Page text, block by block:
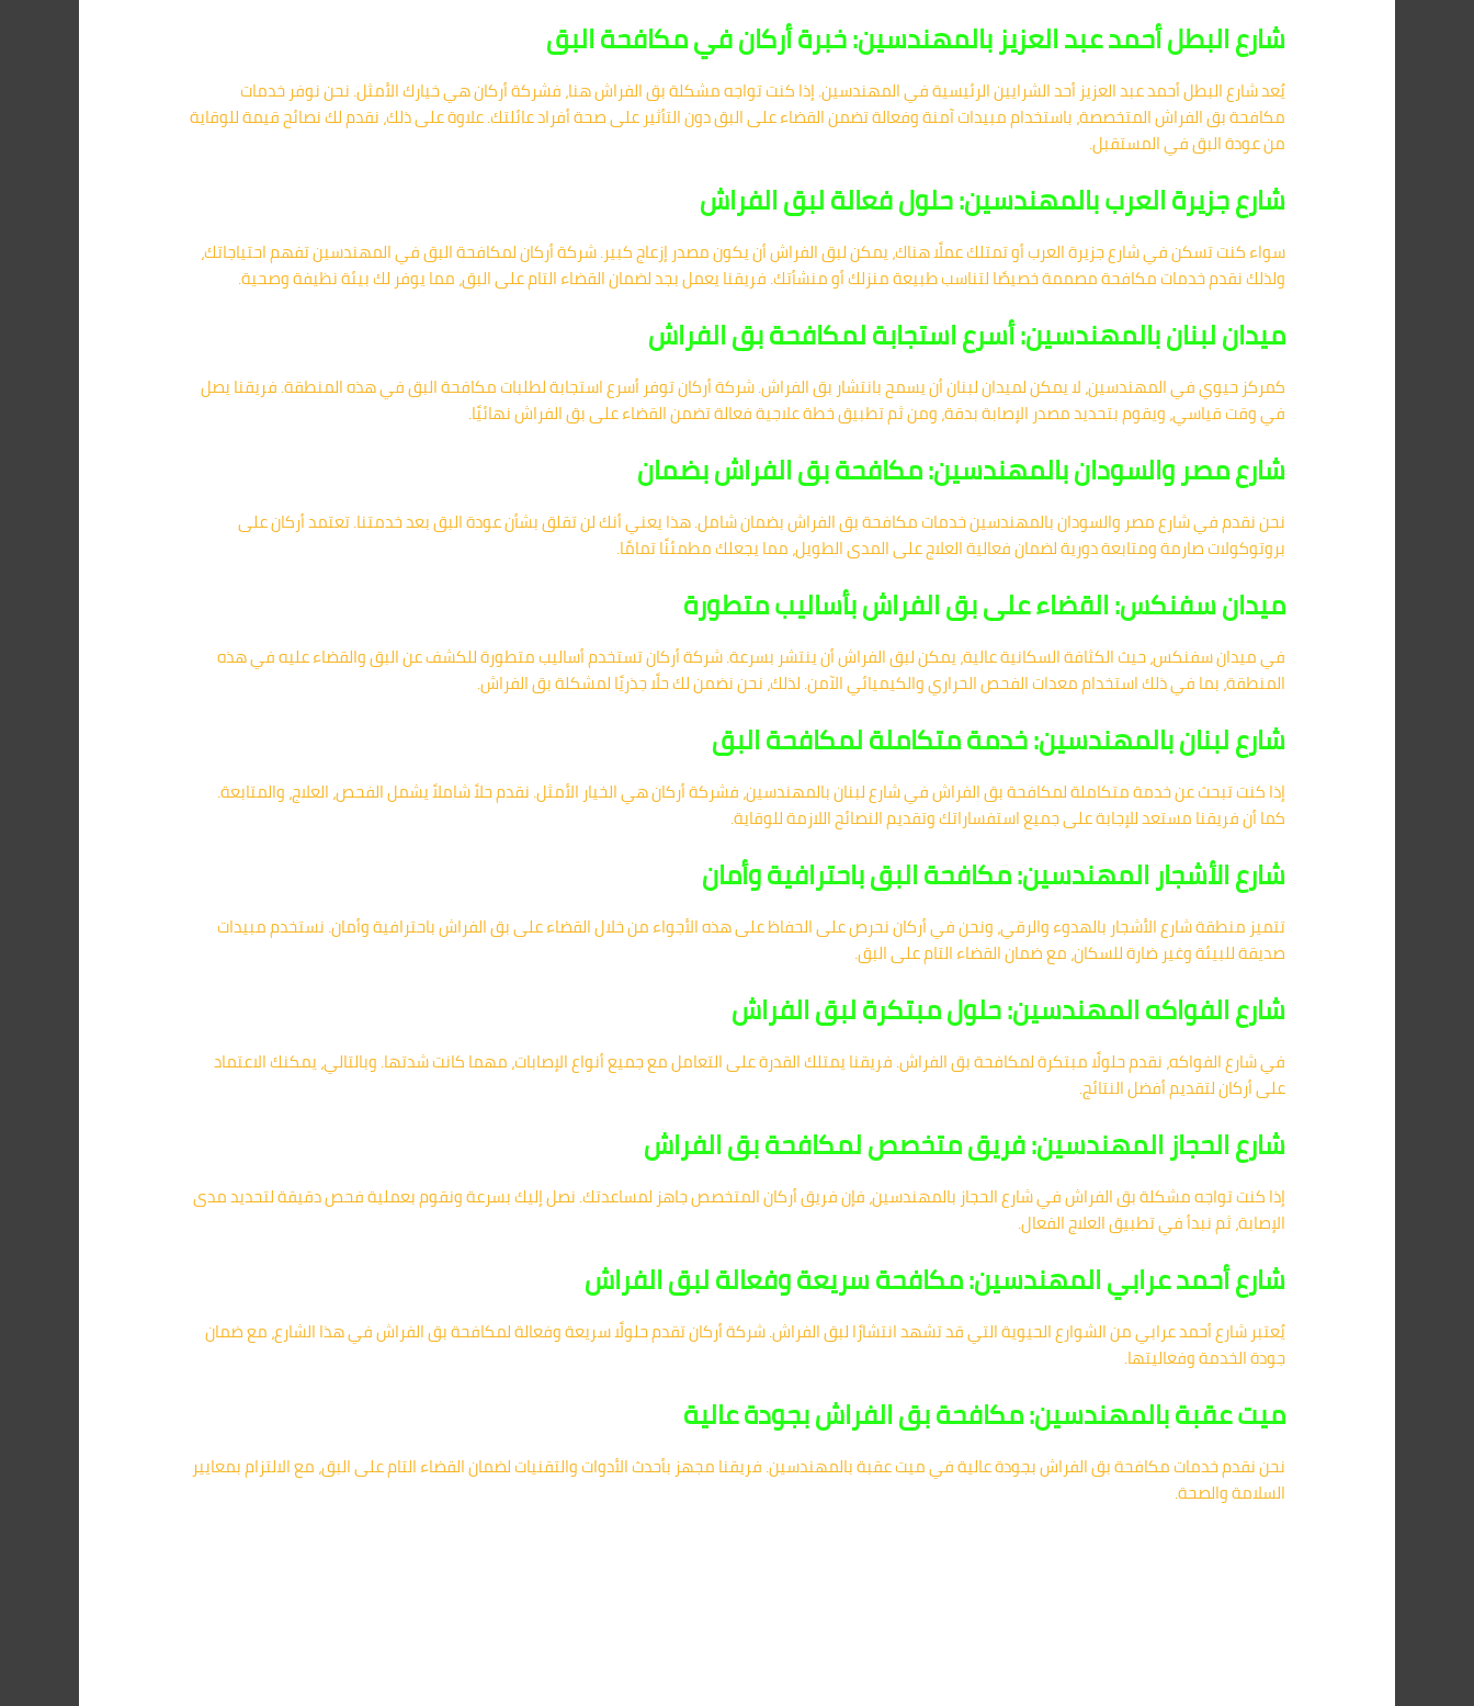
شارع البطل أحمد عبد العزيز بالمهندسين: خبرة أركان في مكافحة البق
يُعد شارع البطل أحمد عبد العزيز أحد الشرايين الرئيسية في المهندسين. إذا كنت تواجه مشكلة بق الفراش هنا، فشركة أركان هي خيارك الأمثل. نحن نوفر خدمات
مكافحة بق الفراش المتخصصة، باستخدام مبيدات آمنة وفعالة تضمن القضاء على البق دون التأثير على صحة أفراد عائلتك. علاوة على ذلك، نقدم لك نصائح قيمة للوقاية
من عودة البق في المستقبل.
شارع جزيرة العرب بالمهندسين: حلول فعالة لبق الفراش
سواء كنت تسكن في شارع جزيرة العرب أو تمتلك عملًا هناك، يمكن لبق الفراش أن يكون مصدر إزعاج كبير. شركة أركان لمكافحة البق في المهندسين تفهم احتياجاتك،
ولذلك نقدم خدمات مكافحة مصممة خصيصًا لتناسب طبيعة منزلك أو منشأتك. فريقنا يعمل بجد لضمان القضاء التام على البق، مما يوفر لك بيئة نظيفة وصحية.
ميدان لبنان بالمهندسين: أسرع استجابة لمكافحة بق الفراش
كمركز حيوي في المهندسين، لا يمكن لميدان لبنان أن يسمح بانتشار بق الفراش. شركة أركان توفر أسرع استجابة لطلبات مكافحة البق في هذه المنطقة. فريقنا يصل
في وقت قياسي، ويقوم بتحديد مصدر الإصابة بدقة، ومن ثم تطبيق خطة علاجية فعالة تضمن القضاء على بق الفراش نهائيًا.
شارع مصر والسودان بالمهندسين: مكافحة بق الفراش بضمان
نحن نقدم في شارع مصر والسودان بالمهندسين خدمات مكافحة بق الفراش بضمان شامل. هذا يعني أنك لن تقلق بشأن عودة البق بعد خدمتنا. تعتمد أركان على
بروتوكولات صارمة ومتابعة دورية لضمان فعالية العلاج على المدى الطويل، مما يجعلك مطمئنًا تمامًا.
ميدان سفنكس: القضاء على بق الفراش بأساليب متطورة
في ميدان سفنكس، حيث الكثافة السكانية عالية، يمكن لبق الفراش أن ينتشر بسرعة. شركة أركان تستخدم أساليب متطورة للكشف عن البق والقضاء عليه في هذه
المنطقة، بما في ذلك استخدام معدات الفحص الحراري والكيميائي الآمن. لذلك، نحن نضمن لك حلًا جذريًا لمشكلة بق الفراش.
شارع لبنان بالمهندسين: خدمة متكاملة لمكافحة البق
إذا كنت تبحث عن خدمة متكاملة لمكافحة بق الفراش في شارع لبنان بالمهندسين، فشركة أركان هي الخيار الأمثل. نقدم حلاً شاملاً يشمل الفحص، العلاج، والمتابعة.
كما أن فريقنا مستعد للإجابة على جميع استفساراتك وتقديم النصائح اللازمة للوقاية.
شارع الأشجار المهندسين: مكافحة البق باحترافية وأمان
تتميز منطقة شارع الأشجار بالهدوء والرقي، ونحن في أركان نحرص على الحفاظ على هذه الأجواء من خلال القضاء على بق الفراش باحترافية وأمان. نستخدم مبيدات
صديقة للبيئة وغير ضارة للسكان، مع ضمان القضاء التام على البق.
شارع الفواكه المهندسين: حلول مبتكرة لبق الفراش
في شارع الفواكه، نقدم حلولًا مبتكرة لمكافحة بق الفراش. فريقنا يمتلك القدرة على التعامل مع جميع أنواع الإصابات، مهما كانت شدتها. وبالتالي، يمكنك الاعتماد
على أركان لتقديم أفضل النتائج.
شارع الحجاز المهندسين: فريق متخصص لمكافحة بق الفراش
إذا كنت تواجه مشكلة بق الفراش في شارع الحجاز بالمهندسين، فإن فريق أركان المتخصص جاهز لمساعدتك. نصل إليك بسرعة ونقوم بعملية فحص دقيقة لتحديد مدى
الإصابة، ثم نبدأ في تطبيق العلاج الفعال.
شارع أحمد عرابي المهندسين: مكافحة سريعة وفعالة لبق الفراش
يُعتبر شارع أحمد عرابي من الشوارع الحيوية التي قد تشهد انتشارًا لبق الفراش. شركة أركان تقدم حلولًا سريعة وفعالة لمكافحة بق الفراش في هذا الشارع، مع ضمان
جودة الخدمة وفعاليتها.
ميت عقبة بالمهندسين: مكافحة بق الفراش بجودة عالية
نحن نقدم خدمات مكافحة بق الفراش بجودة عالية في ميت عقبة بالمهندسين. فريقنا مجهز بأحدث الأدوات والتقنيات لضمان القضاء التام على البق، مع الالتزام بمعايير
السلامة والصحة.